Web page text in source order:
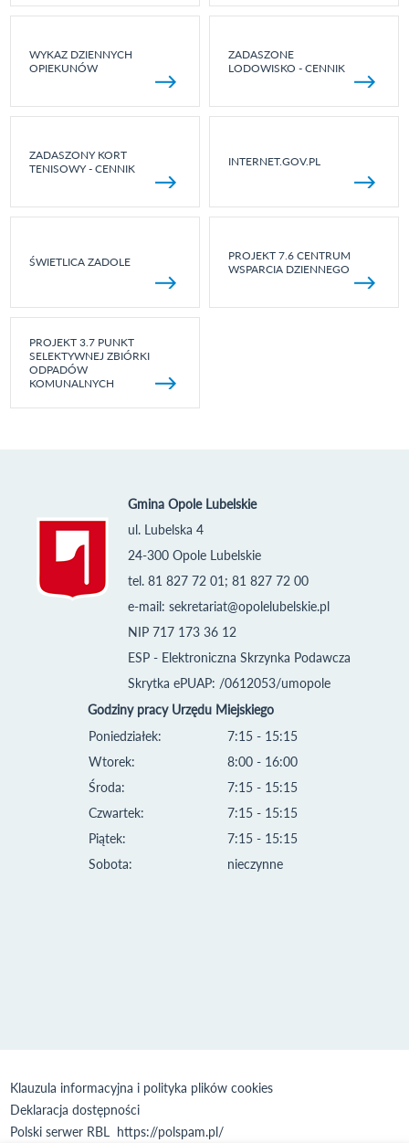
WYKAZ DZIENNYCH
OPIEKUNÓW
ZADASZONE
LODOWISKO - CENNIK
ZADASZONY KORT
TENISOWY - CENNIK
INTERNET.GOV.PL
ŚWIETLICA ZADOLE
PROJEKT 7.6 CENTRUM
WSPARCIA DZIENNEGO
PROJEKT 3.7 PUNKT
SELEKTYWNEJ ZBIÓRKI
ODPADÓW
KOMUNALNYCH
Gmina Opole Lubelskie
ul. Lubelska 4
24-300 Opole Lubelskie
tel. 81 827 72 01; 81 827 72 00
e-mail: sekretariat@opolelubelskie.pl
NIP 717 173 36 12
ESP - Elektroniczna Skrzynka Podawcza
Skrytka ePUAP: /0612053/umopole
Godziny pracy Urzędu Miejskiego
Poniedziałek:
Wtorek:
Środa:
Czwartek:
Piątek:
Sobota:
7:15 - 15:15
8:00 - 16:00
7:15 - 15:15
7:15 - 15:15
7:15 - 15:15
nieczynne
Klauzula informacyjna i polityka plików cookies
Deklaracja dostępności
Polski serwer RBL https://polspam.pl/